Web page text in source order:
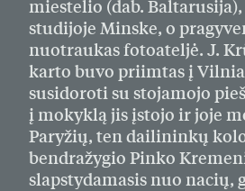
miestelio (dab.
studijoje Minske, o
nuotraukas fotoateljė. J.
karto buvo priimtas į
susidoroti su stojamojo
į mokyklą jis įstojo ir joje
Paryžių, ten dailininkų
bendražygio Pinko
slapstydamasis nuo nacių,